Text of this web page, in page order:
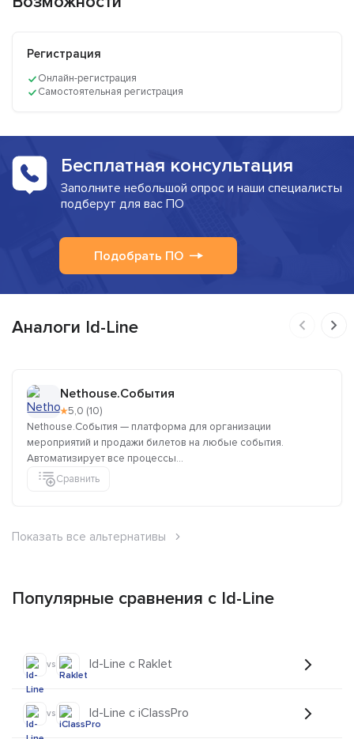
Регистрация
Онлайн-регистрация
Самостоятельная регистрация
Бесплатная консультация
Заполните небольшой опрос и наши специалисты
подберут для вас ПО
Подобрать ПО
Аналоги Id-Line
Nethouse.События
★5,0 (10)
Nethouse.События — платформа для организации
мероприятий и продажи билетов на любые события.
Автоматизирует все процессы...
Сравнить
Показать все альтернативы
Популярные сравнения с Id-Line
vs Id-Line с Raklet
vs Id-Line с iClassPro